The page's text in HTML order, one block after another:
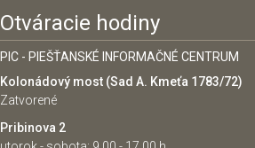
Otváracie hodiny
PIC - PIEŠŤANSKÉ INFORMAČNÉ CENTRUM
Kolonádový most (Sad A. Kmeťa 1783/72)
Zatvorené
Pribinova 2